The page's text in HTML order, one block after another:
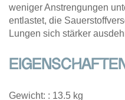
weniger Anstrengungen
entlastet, die
Lungen sich stärker
Gewicht: : 13.5 kg